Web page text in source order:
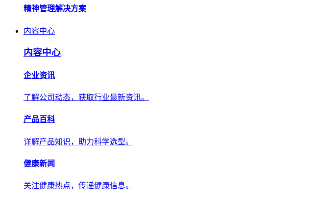
内容中心
企业资讯
了解公司动态，获取行业最新资讯。
产品百科
详解产品知识，助力科学选型。
健康新闻
关注健康热点，传递权威健康信息。
合作案例
精选合作案例，见证客户成功。